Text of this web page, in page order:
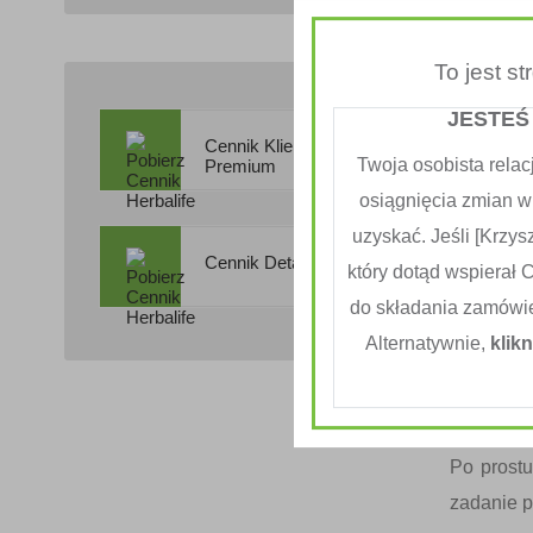
Cennik Klienta
Premium
Cennik Detaliczny
naczyń
wspierać
Ten
Włącz
Po
zadanie
To jest
Twoja osobista
osiągnięcia zmian
uzyskać. Jeśli
który dotąd wspierał
do składania
Alternatywnie,